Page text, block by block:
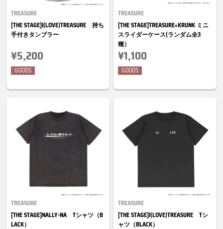
TREASURE
[THE STAGE]I(LOVE)TREASURE 持ち
手付きタンブラー
¥5,200
GOODS
TREASURE
[THE STAGE]TREASURE×KRUNK ミニ
スライダーケース(ランダム全3
種）
¥1,100
GOODS
TREASURE
[THE STAGE]NALLY-NA Tシャツ（B
LACK）
TREASURE
[THE STAGE]I(LOVE)TREASURE Tシ
ャツ（BLACK）